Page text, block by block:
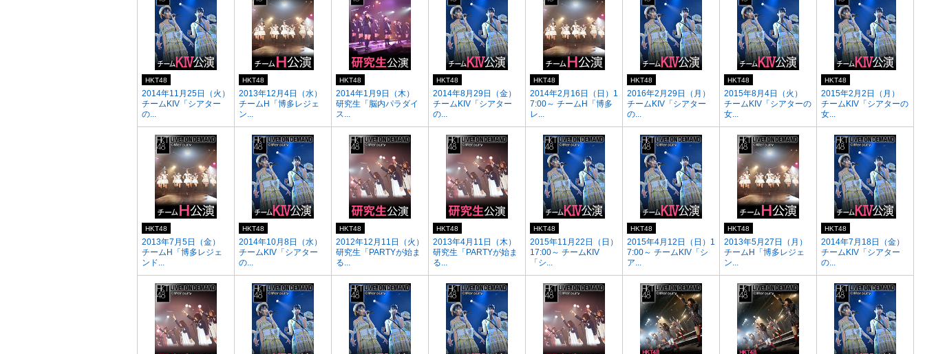
2014年11月25日（火）
チームKIV「シアター
の...
HKT48
2013年12月4日（水）
チームH「博多レジェ
ン...
HKT48
2014年1月9日（木）
研究生「脳内パラダイ
ス...
HKT48
2014年8月29日（金）
チームKIV「シアター
の...
HKT48
2014年2月16日（日）1
7:00～ チームH「博多
レ...
HKT48
2016年2月29日（月）
チームKIV「シアター
の...
HKT48
2015年8月4日（火）
チームKIV「シアターの
女...
HKT48
2015年2月2日（月）
チームKIV「シアターの
女...
HKT48
2013年7月5日（金）
チームH「博多レジェ
ンド...
HKT48
2014年10月8日（水）
チームKIV「シアター
の...
HKT48
2012年12月11日（火）
研究生「PARTYが始ま
る...
HKT48
2013年4月11日（木）
研究生「PARTYが始ま
る...
HKT48
2015年11月22日（日）
17:00～ チームKIV
「シ...
HKT48
2015年4月12日（日）1
7:00～ チームKIV「シ
ア...
HKT48
2013年5月27日（月）
チームH「博多レジェ
ン...
HKT48
2014年7月18日（金）
チームKIV「シアター
の...
HKT48